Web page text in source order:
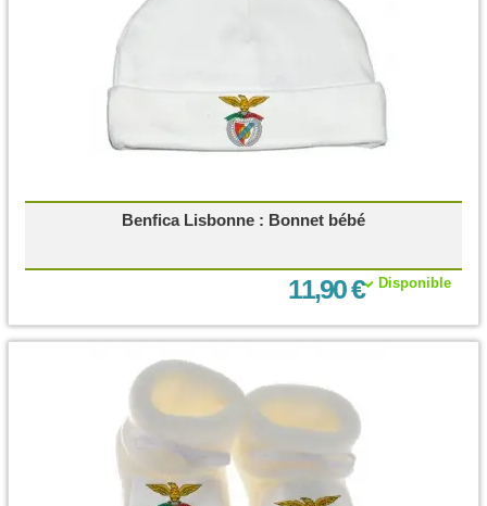
Benfica Lisbonne : Bonnet bébé
Disponible
11,90 €